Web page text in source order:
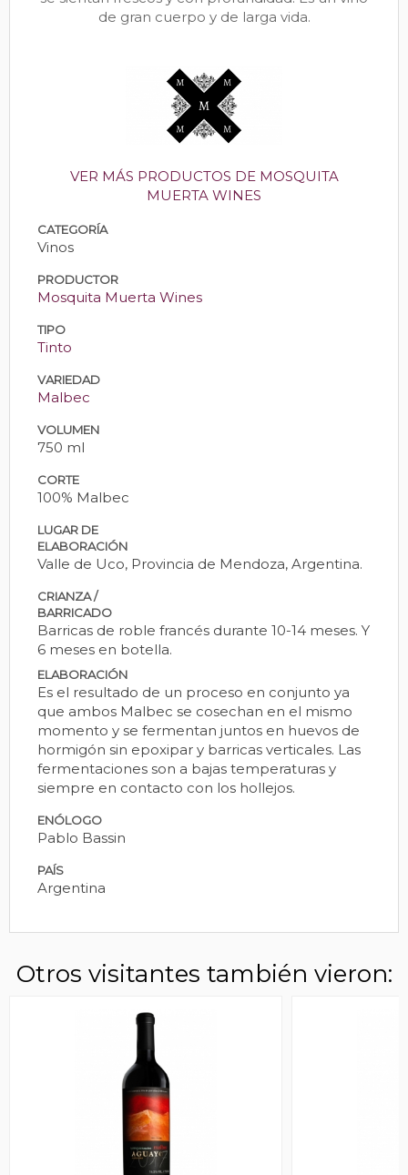
de gran cuerpo y de larga vida.
VER MÁS PRODUCTOS DE MOSQUITA
MUERTA WINES
CATEGORÍA
Vinos
PRODUCTOR
Mosquita Muerta Wines
TIPO
Tinto
VARIEDAD
Malbec
VOLUMEN
750 ml
CORTE
100% Malbec
LUGAR DE
ELABORACIÓN
Valle de Uco, Provincia de Mendoza, Argentina.
CRIANZA /
BARRICADO
Barricas de roble francés durante 10-14 meses. Y
6 meses en botella.
ELABORACIÓN
Es el resultado de un proceso en conjunto ya
que ambos Malbec se cosechan en el mismo
momento y se fermentan juntos en huevos de
hormigón sin epoxipar y barricas verticales. Las
fermentaciones son a bajas temperaturas y
siempre en contacto con los hollejos.
ENÓLOGO
Pablo Bassin
PAÍS
Argentina
Otros visitantes también vieron: